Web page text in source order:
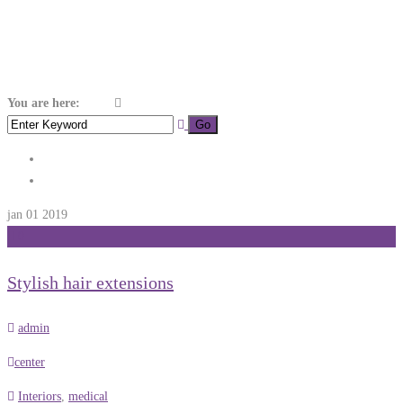
You are here:
jan 01 2019
Stylish hair extensions
admin
center
Interiors medical